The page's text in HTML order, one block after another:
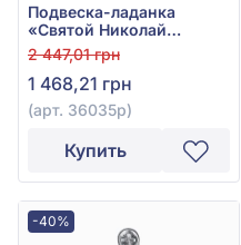
Подвеска-ладанка
«Святой Николай
Чудотворец» из серебра
925° без вставки, арт.
36035р
2 447,01 грн
1 468,21 грн
(арт. 36035р)
Купить
-40%